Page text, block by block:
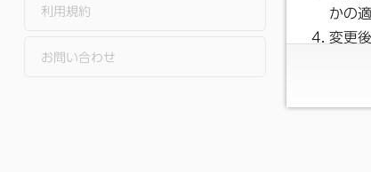
利用規約
お問い合わせ